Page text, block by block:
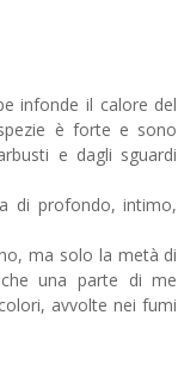
infonde il calore del
è forte e sono
e dagli sguardi
di profondo, intimo,
ma solo la metà di
una parte di me
avvolte nei fumi